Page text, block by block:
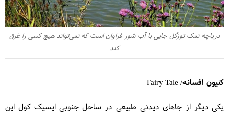
دریاچه نمک توزگل جایی با آب شور فراوان است که نمی‌تواند هیچ کسی را غرق
کند
کنیون افسانه/ Fairy Tale
یکی دیگر از جاهای دیدنی طبیعی در ساحل جنوبی ایسیک کول این